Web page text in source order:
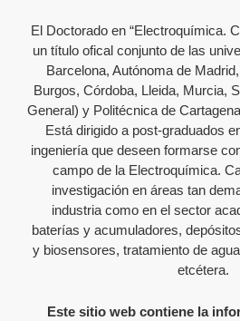
El Doctorado en “Electroquímica.
un título ofical conjunto de las
Barcelona, Autónoma de
Burgos, Córdoba, Lleida, Murcia,
General) y Politécnica de
Está dirigido a post-graduados
ingeniería que deseen formarse
campo de la Electroquímica.
investigación en áreas tan
industria como en el sector
baterías y acumuladores,
y biosensores, tratamiento de
etcétera.
Este sitio web contiene la